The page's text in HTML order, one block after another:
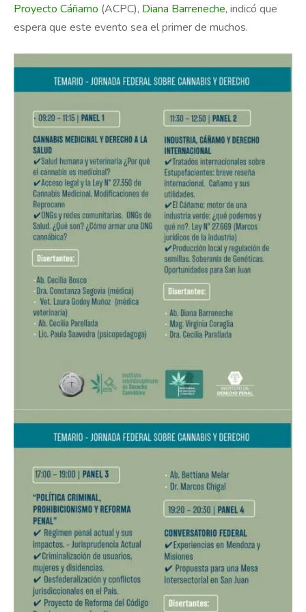
Proyecto Cáñamo (ACPC), Diana Barreneche, indicó que
espera que este evento sea el primer de muchos.